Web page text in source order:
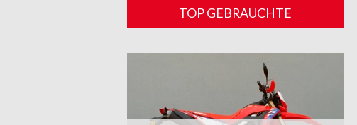
TOP GEBRAUCHTE